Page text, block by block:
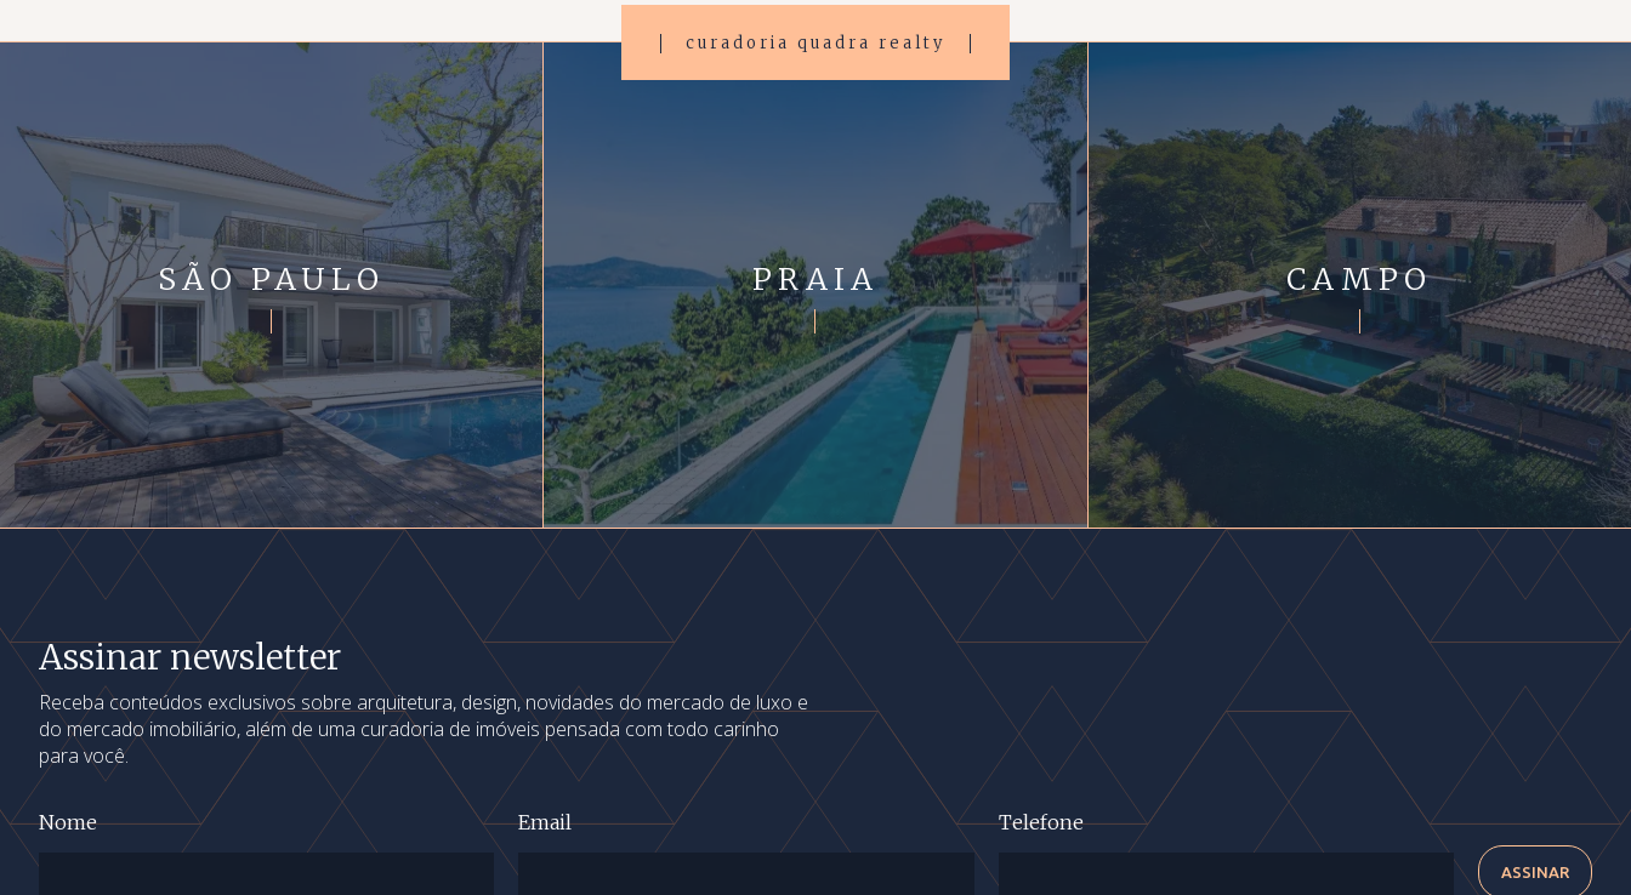
curadoria quadra realty
SÃO PAULO PRAIA CAMPO
Assinar newsletter
Receba conteúdos exclusivos sobre arquitetura, design, novidades do mercado de luxo e
do mercado imobiliário, além de uma curadoria de imóveis pensada com todo carinho
para você.
Nome Email Telefone